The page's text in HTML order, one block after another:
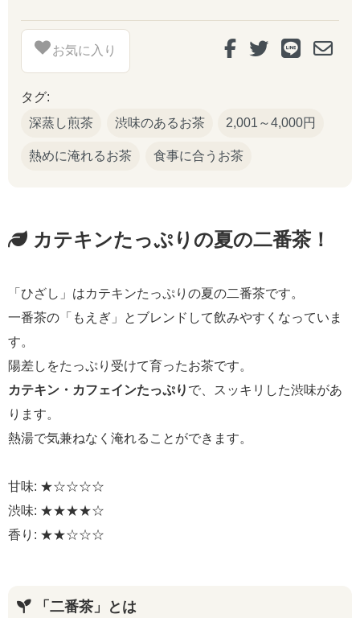
お気に入り
タグ:
深蒸し煎茶
渋味のあるお茶 2,001～4,000円
熱めに淹れるお茶 食事に合うお茶
カテキンたっぷりの夏の二番茶！
「ひざし」はカテキンたっぷりの夏の二番茶です。
一番茶の「もえぎ」とブレンドして飲みやすくなっていま
す。
陽差しをたっぷり受けて育ったお茶です。
カテキン・カフェインたっぷり で、スッキリした渋味があ
ります。
熱湯で気兼ねなく淹れることができます。
甘味: ★☆☆☆☆
渋味: ★★★★☆
香り: ★★☆☆☆
「二番茶」とは